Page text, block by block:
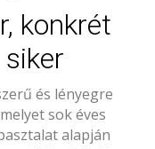
konkrét
és lényegre
sok éves
alapján